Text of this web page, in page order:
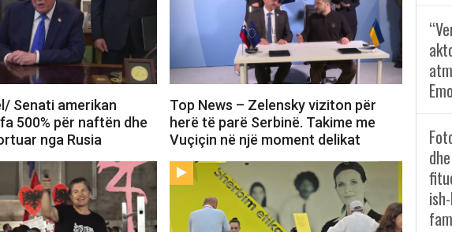
Senati amerikan
500% për naftën dhe
nga Rusia
Top News – Zelensky viziton për
herë të parë Serbinë. Takime me
Vuçiçin në një moment delikat